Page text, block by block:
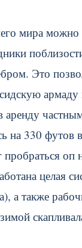
мира можно
Это
армаду
аренду
на 330 футов
пробраться
целая
также